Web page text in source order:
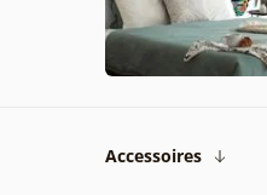
Accessoires